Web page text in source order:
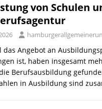
von Schulen
das Angebot an
ist, haben insgesamt
Berufsausbildung
in Ausbildung sind